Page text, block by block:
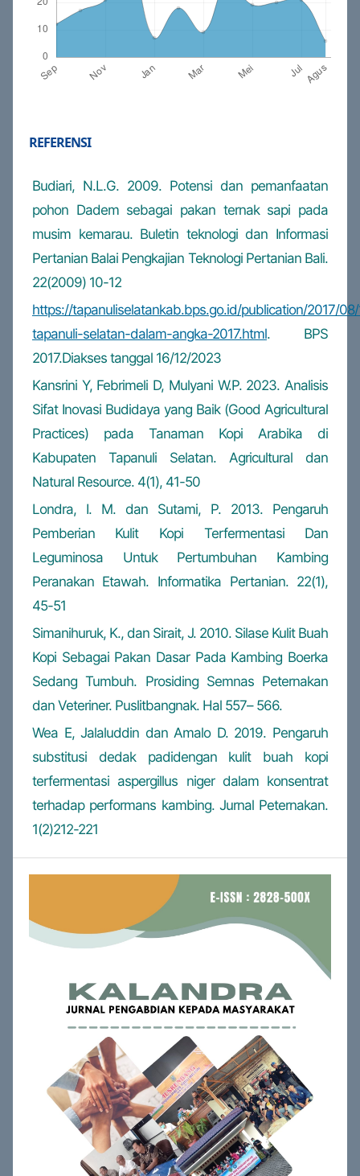
REFERENSI
Budiari, N.L.G. 2009. Potensi dan pemanfaatan
pohon Dadem sebagai pakan ternak sapi pada
musim kemarau. Buletin teknologi dan Informasi
Pertanian Balai Pengkajian Teknologi Pertanian Bali.
22(2009) 10-12
https://tapanuliselatankab.bps.go.id/publication/2017/
tapanuli-selatan-dalam-angka-2017.html. BPS
2017.Diakses tanggal 16/12/2023
Kansrini Y, Febrimeli D, Mulyani W.P. 2023. Analisis
Sifat Inovasi Budidaya yang Baik (Good Agricultural
Practices) pada Tanaman Kopi Arabika di
Kabupaten Tapanuli Selatan. Agricultural dan
Natural Resource. 4(1), 41-50
Londra, I. M. dan Sutami, P. 2013. Pengaruh
Pemberian Kulit Kopi Terfermentasi Dan
Leguminosa Untuk Pertumbuhan Kambing
Peranakan Etawah. Informatika Pertanian. 22(1),
45-51
Simanihuruk, K., dan Sirait, J. 2010. Silase Kulit Buah
Kopi Sebagai Pakan Dasar Pada Kambing Boerka
Sedang Tumbuh. Prosiding Semnas Peternakan
dan Veteriner. Puslitbangnak. Hal 557– 566.
Wea E, Jalaluddin dan Amalo D. 2019. Pengaruh
substitusi dedak padidengan kulit buah kopi
terfermentasi aspergillus niger dalam konsentrat
terhadap performans kambing. Jurnal Peternakan.
1(2)212-221